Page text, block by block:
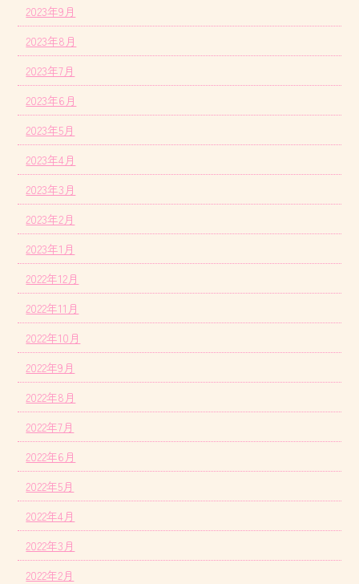
2023年9月
2023年8月
2023年7月
2023年6月
2023年5月
2023年4月
2023年3月
2023年2月
2023年1月
2022年12月
2022年11月
2022年10月
2022年9月
2022年8月
2022年7月
2022年6月
2022年5月
2022年4月
2022年3月
2022年2月